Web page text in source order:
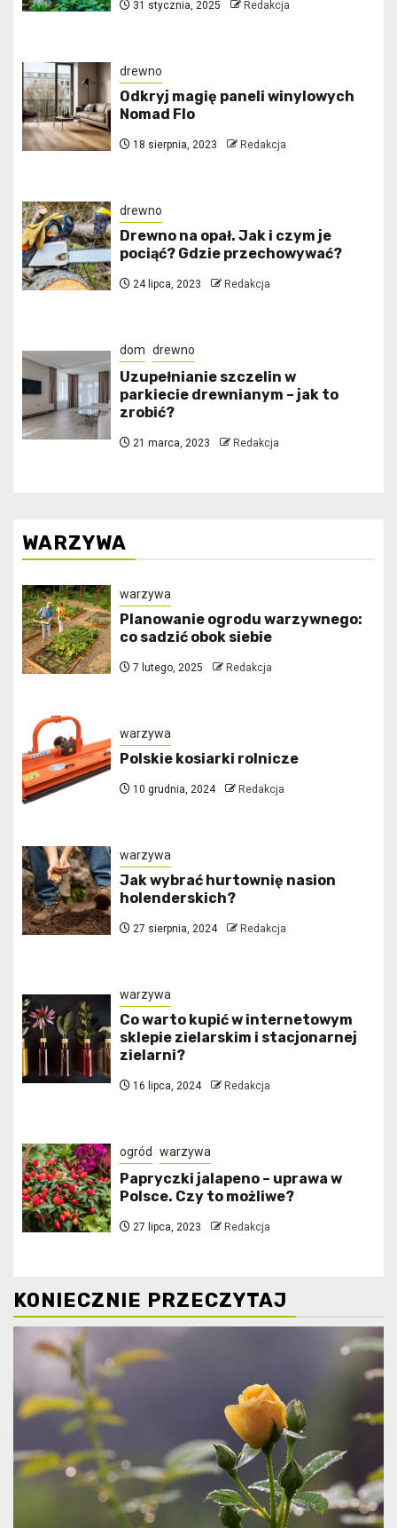
31 stycznia, 2025 Redakcja
drewno
Odkryj magię paneli winylowych
Nomad Flo
18 sierpnia, 2023 Redakcja
drewno
Drewno na opał. Jak i czym je
pociąć? Gdzie przechowywać?
24 lipca, 2023 Redakcja
dom drewno
Uzupełnianie szczelin w
parkiecie drewnianym – jak to
zrobić?
21 marca, 2023 Redakcja
WARZYWA
warzywa
Planowanie ogrodu warzywnego:
co sadzić obok siebie
7 lutego, 2025 Redakcja
warzywa
Polskie kosiarki rolnicze
10 grudnia, 2024 Redakcja
warzywa
Jak wybrać hurtownię nasion
holenderskich?
27 sierpnia, 2024 Redakcja
warzywa
Co warto kupić w internetowym
sklepie zielarskim i stacjonarnej
zielarni?
16 lipca, 2024 Redakcja
ogród warzywa
Papryczki jalapeno – uprawa w
Polsce. Czy to możliwe?
27 lipca, 2023 Redakcja
KONIECZNIE PRZECZYTAJ